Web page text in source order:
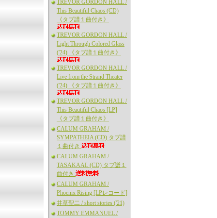
TREVOR GORDON HALL /
This Beautiful Chaos (CD)
《タブ譜１曲付き》
TREVOR GORDON HALL /
Light Through Colored Glass
('24) 《タブ譜１曲付き》
TREVOR GORDON HALL /
Live from the Strand Theater
('24) 《タブ譜１曲付き》
TREVOR GORDON HALL /
This Beautiful Chaos [LP]
《タブ譜１曲付き》
CALUM GRAHAM /
SYMPATHEIA (CD) タブ譜
１曲付き
CALUM GRAHAM /
TASAKAAL (CD) タブ譜１
曲付き
CALUM GRAHAM /
Phoenix Rising [LPレコード]
井草聖二 / short stories ('21)
TOMMY EMMANUEL /